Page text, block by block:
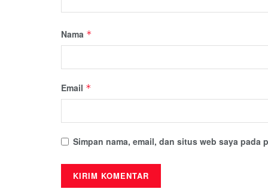
Nama *
Email *
Simpan nama, email, dan situs web saya